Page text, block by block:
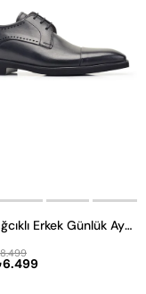
Siyah Bağcıklı Erkek Günlük Ayakkabı